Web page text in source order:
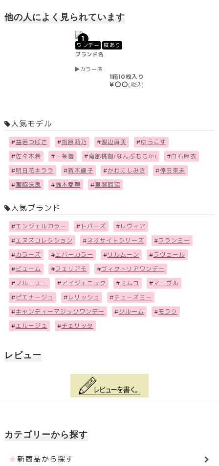
他の人によく見られています
1
ワンデー
度あり
ブランド名
カラー名
1箱10枚入り
￥〇〇(税込)
人気モデル
#益若つばさ #指原莉乃 #渡辺直美 #ゆうこす
#佐々木希 #一条響 #南部桃伽(なんぶももか) #白石麻衣
#明日花キララ #新木優子 #かわにしみき #倖田來未
#宮脇咲良 #鈴木愛理 #実熊瑠琉
人気ブランド
#エンジェルカラー # トパーズ # レヴィア
#エヌズコレクション #ネオサイトシリーズ #フランミー
# カラーズ #エバーカラー # リルムーン #ラヴェール
# ビューム #フェリアモ #ヴィクトリアワンデー
#フル－リー #アイジェニック #ミムコ #マーブル
# ピエナージュ # レリッシュ #チューズミー
#キャンディーマジックワンデー #クルーム #モラク
#エルージュ #チェリッタ
レビュー
カテゴリーから探す
新商品から探す